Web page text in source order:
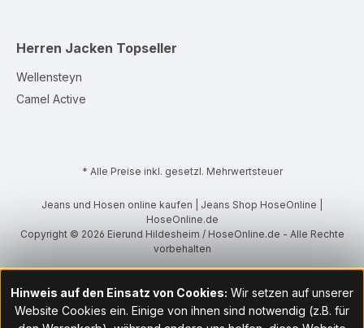
Herren Jacken Topseller
Wellensteyn
Camel Active
* Alle Preise inkl. gesetzl. Mehrwertsteuer
Jeans und Hosen online kaufen | Jeans Shop HoseOnline |
HoseOnline.de
Copyright © 2026 Eierund Hildesheim / HoseOnline.de - Alle Rechte
vorbehalten
Hinweis auf den Einsatz von Cookies: Wir setzen auf unserer
Website Cookies ein. Einige von ihnen sind notwendig (z.B. für